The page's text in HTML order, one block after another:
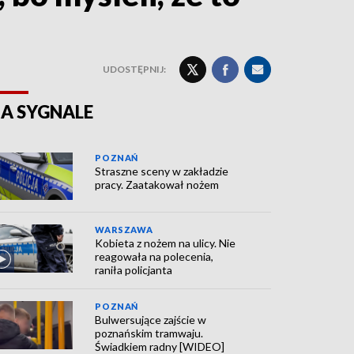
UDOSTĘPNIJ:
SYGNALE
POZNAŃ
Straszne sceny w zakładzie
pracy. Zaatakował nożem
WARSZAWA
Kobieta z nożem na ulicy. Nie
reagowała na polecenia,
raniła policjanta
POZNAŃ
Bulwersujące zajście w
poznańskim tramwaju.
Świadkiem radny [WIDEO]